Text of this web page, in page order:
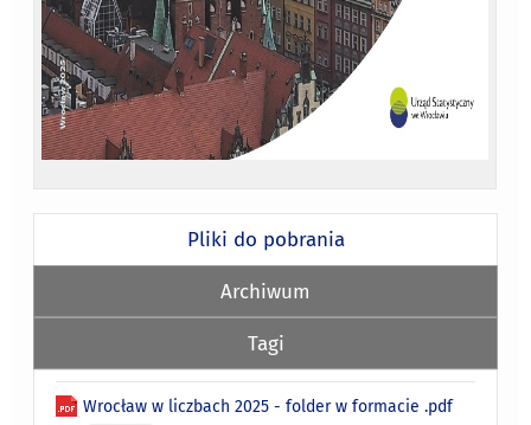
Pliki do pobrania
Archiwum
Tagi
Wrocław w liczbach 2025 - folder w formacie .pdf